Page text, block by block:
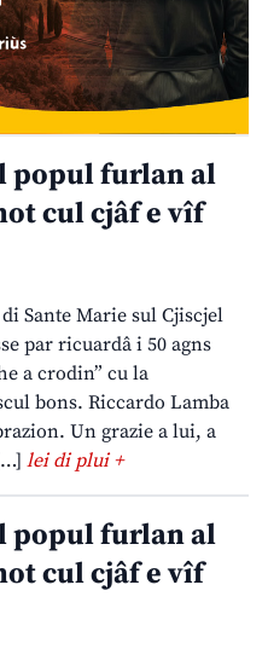
popul furlan al
cul cjâf e vîf
Sante Marie sul Cjiscjel
par ricuardâ i 50 agns
a crodin” cu la
bons. Riccardo Lamba
Un grazie a lui, a
lei di plui +
popul furlan al
cul cjâf e vîf